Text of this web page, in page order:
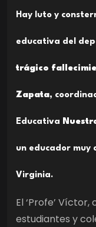
Hay luto y
educativa del
trágico
Zapata,
Educativa
un educador muy
Virginia.
El ‘Profe’
estudiantes y